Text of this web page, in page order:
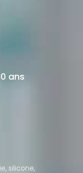
ans
silicone,